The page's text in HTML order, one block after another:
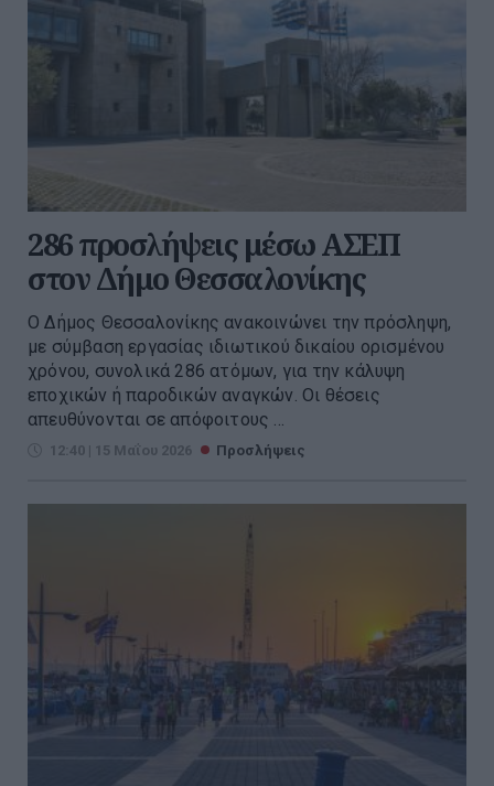
286 προσλήψεις μέσω ΑΣΕΠ
στον Δήμο Θεσσαλονίκης
Ο Δήμος Θεσσαλονίκης ανακοινώνει την πρόσληψη,
με σύμβαση εργασίας ιδιωτικού δικαίου ορισμένου
χρόνου, συνολικά 286 ατόμων, για την κάλυψη
εποχικών ή παροδικών αναγκών. Οι θέσεις
απευθύνονται σε απόφοιτους ...
12:40 | 15 Μαΐου 2026 Προσλήψεις